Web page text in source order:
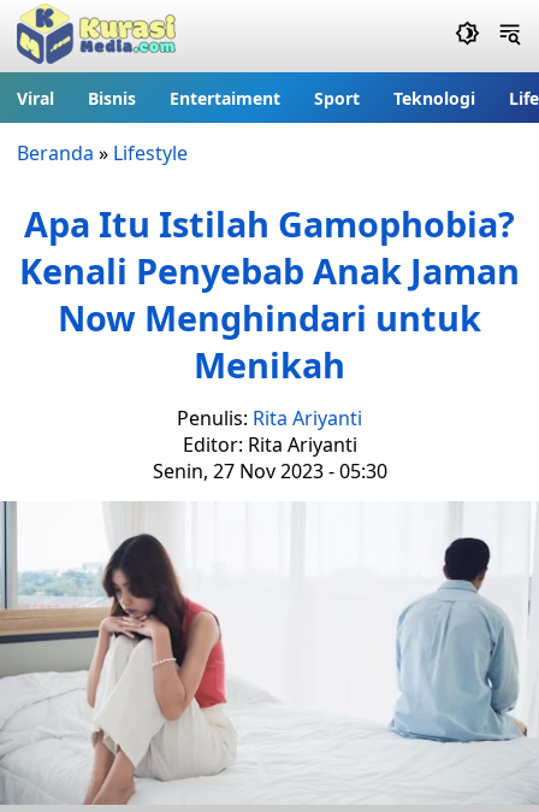
Viral Bisnis Entertaiment Sport Teknologi
Beranda » Lifestyle
Apa Itu Istilah Gamophobia?
Kenali Penyebab Anak Jaman
Now Menghindari untuk
Menikah
Penulis: Rita Ariyanti
Editor: Rita Ariyanti
Senin, 27 Nov 2023 - 05:30